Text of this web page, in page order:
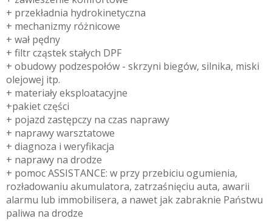
+ przekładnia hydrokinetyczna
+ mechanizmy różnicowe
+ wał pędny
+ filtr cząstek stałych DPF
+ obudowy podzespołów - skrzyni biegów, silnika, miski
olejowej itp.
+ materiały eksploatacyjne
+pakiet części
+ pojazd zastępczy na czas naprawy
+ naprawy warsztatowe
+ diagnoza i weryfikacja
+ naprawy na drodze
+ pomoc ASSISTANCE: w przy przebiciu ogumienia,
rozładowaniu akumulatora, zatrzaśnięciu auta, awarii
alarmu lub immobilisera, a nawet jak zabraknie Państwu
paliwa na drodze